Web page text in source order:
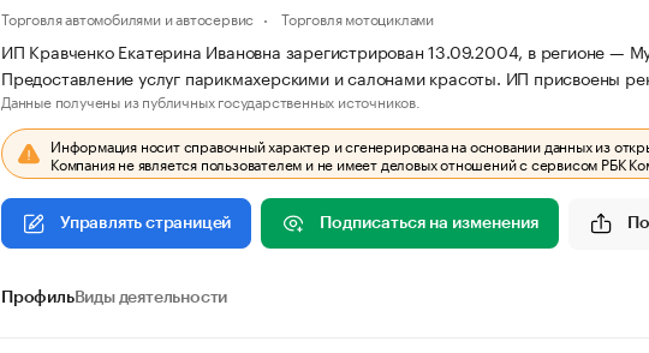
Торговля автомобилями и автосервис Торговля мотоциклами
ИП Кравченко Екатерина Ивановна зарегистрирован 13.09.2004, в регионе —
Предоставление услуг парикмахерскими и салонами красоты. ИП присвоены
Данные получены из публичных государственных источников.
Информация носит справочный характер и сгенерирована на основании данных из
Компания не является пользователем и не имеет деловых отношений с сервисом РБК
Управлять страницей Подписаться на изменения
ПрофильВиды деятельности